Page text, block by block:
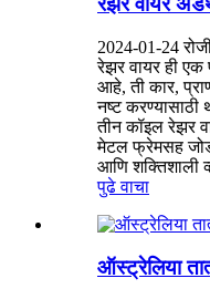
2024-01-24
रेझर वायर ही एक
आहे, ती कार,
नष्ट
तीन कॉइल रेझर
मेटल फ्रेमसह
आणि शक्तिशाली
पुढे वाचा
ऑस्ट्रेलिया